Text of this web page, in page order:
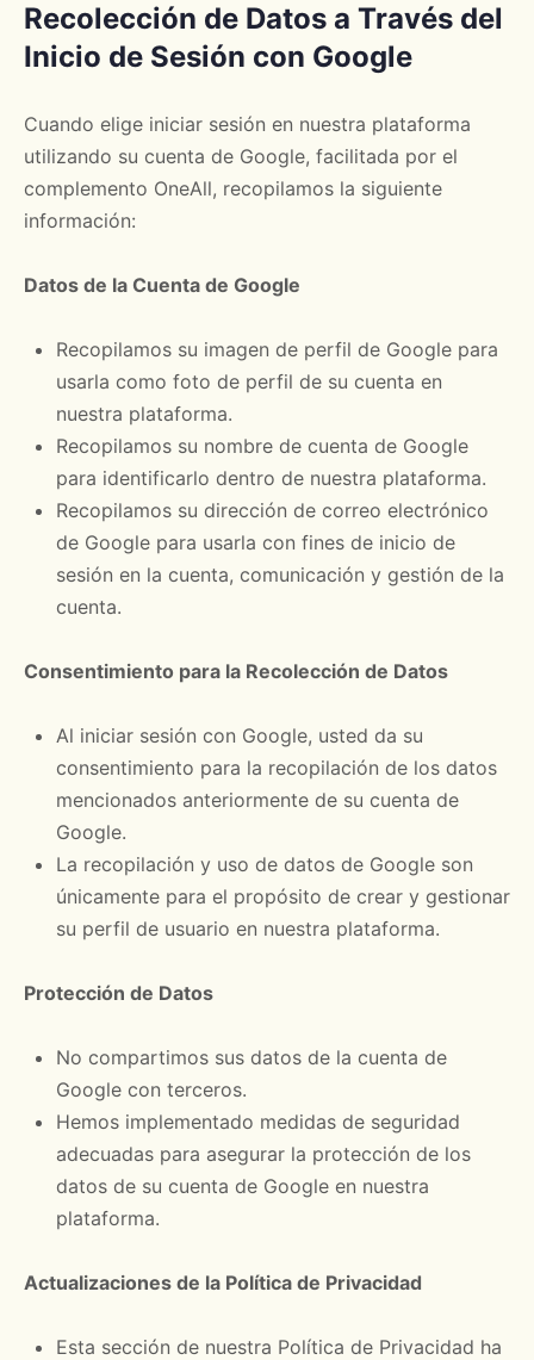
Recolección de Datos a Través del
Inicio de Sesión con Google
Cuando elige iniciar sesión en nuestra plataforma
utilizando su cuenta de Google, facilitada por el
complemento OneAll, recopilamos la siguiente
información:
Datos de la Cuenta de Google
Recopilamos su imagen de perfil de Google para
usarla como foto de perfil de su cuenta en
nuestra plataforma.
Recopilamos su nombre de cuenta de Google
para identificarlo dentro de nuestra plataforma.
Recopilamos su dirección de correo electrónico
de Google para usarla con fines de inicio de
sesión en la cuenta, comunicación y gestión de la
cuenta.
Consentimiento para la Recolección de Datos
Al iniciar sesión con Google, usted da su
consentimiento para la recopilación de los datos
mencionados anteriormente de su cuenta de
Google.
La recopilación y uso de datos de Google son
únicamente para el propósito de crear y gestionar
su perfil de usuario en nuestra plataforma.
Protección de Datos
No compartimos sus datos de la cuenta de
Google con terceros.
Hemos implementado medidas de seguridad
adecuadas para asegurar la protección de los
datos de su cuenta de Google en nuestra
plataforma.
Actualizaciones de la Política de Privacidad
Esta sección de nuestra Política de Privacidad ha